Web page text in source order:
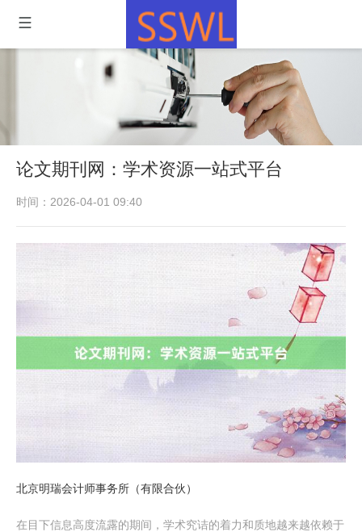
论文期刊网：学术资源一站式平台
时间：2026-04-01 09:40
北京明瑞会计师事务所（有限合伙）
在目下信息高度流露的期间，学术究诘的着力和质地越来越依赖于